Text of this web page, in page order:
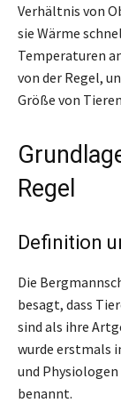
Verhältnis von
sie Wärme
Temperaturen
von der Regel,
Größe von
Regel
Definition
Die
besagt, dass
sind als ihre
wurde erstmals
und
benannt.